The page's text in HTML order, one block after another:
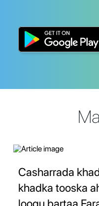
Casharrada
khadka tooska